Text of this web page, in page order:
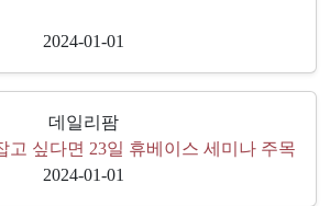
2024-01-01
데일리팜
고 싶다면 23일 휴베이스 세미나 주목
2024-01-01